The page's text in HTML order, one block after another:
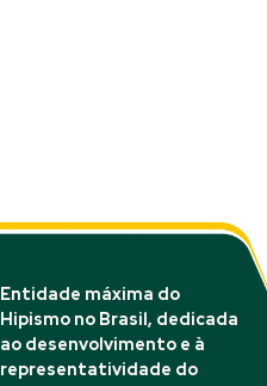
Entidade máxima do
Hipismo no Brasil, dedicada
ao desenvolvimento e à
representatividade do